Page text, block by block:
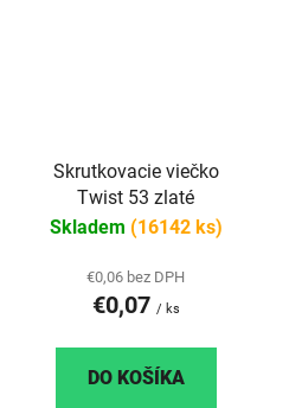
Skrutkovacie viečko
Twist 53 zlaté
Skladem (16142 ks)
€0,06 bez DPH
€0,07 / ks
DO KOŠÍKA